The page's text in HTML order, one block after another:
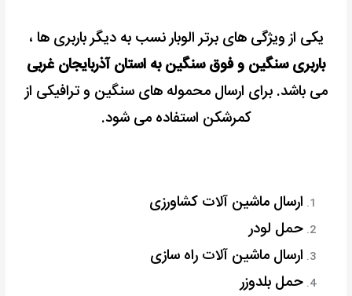
یکی از ویژگی های برتر الوبار نسب به دیگر باربری ها ،
باربری سنگین و فوق سنگین به استان آذربایجان غربی
می باشد. برای ارسال محموله های سنگین و ترافیکی از
کمرشکن استفاده می شود.
ارسال ماشین آلات کشاورزی
حمل لودر
ارسال ماشین آلات راه سازی
حمل بلدوزر